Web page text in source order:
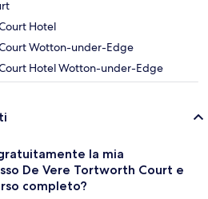
Hotel
Wotton-under-Edge
Hotel Wotton-under-Edge
la mia
De Vere Tortworth Court e
completo?